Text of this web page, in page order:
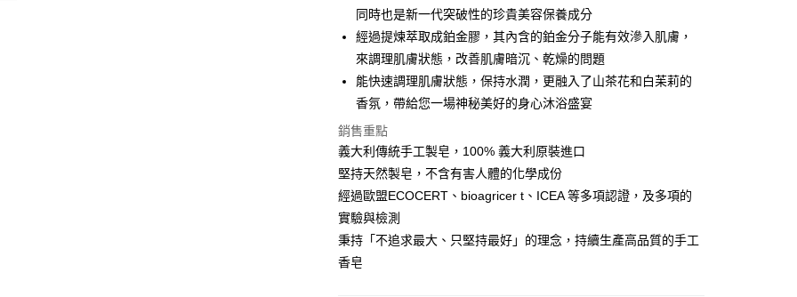
悠遊付
Google Pay
ATM付款
運送方式
非床墊商品，一般宅配
每筆NT$150，滿NT$2,000(含以上)免運費
付款後門市自取(待系統通知後才可取貨)
每筆NT$150，滿NT$1,399(含以上)免運費
同時也是新一代突破性的珍貴美容保養成分
經過提煉萃取成鉑金膠，其內含的鉑金分子能有效滲入肌膚，
來調理肌膚狀態，改善肌膚暗沉、乾燥的問題
能快速調理肌膚狀態，保持水潤，更融入了山茶花和白苿莉的
香氛，帶給您一場神秘美好的身心沐浴盛宴
銷售重點
義大利傳統手工製皂，100% 義大利原裝進口
堅持天然製皂，不含有害人體的化學成份
經過歐盟ECOCERT、bioagricer t、ICEA 等多項認證，及多項的
實驗與檢測
秉持「不追求最大、只堅持最好」的理念，持續生產高品質的手工
香皂